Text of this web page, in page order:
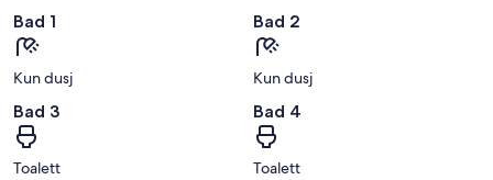
Bad 1
Kun dusj
Bad 2
Kun dusj
Bad 3
Toalett
Bad 4
Toalett